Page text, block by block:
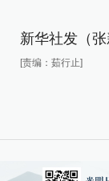
新华社发（张
[责编：茹行止]